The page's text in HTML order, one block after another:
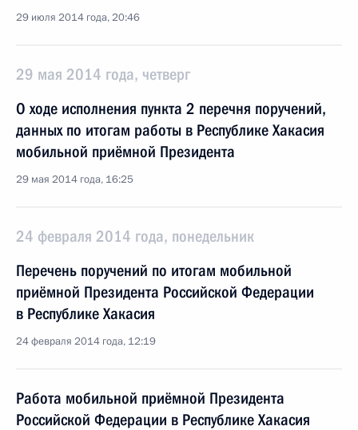
29 июля 2014 года, 20:46
29 мая 2014 года, четверг
О ходе исполнения пункта 2 перечня поручений,
данных по итогам работы в Республике Хакасия
мобильной приёмной Президента
29 мая 2014 года, 16:25
24 февраля 2014 года, понедельник
Перечень поручений по итогам мобильной
приёмной Президента Российской Федерации
в Республике Хакасия
24 февраля 2014 года, 12:19
Работа мобильной приёмной Президента
Российской Федерации в Республике Хакасия